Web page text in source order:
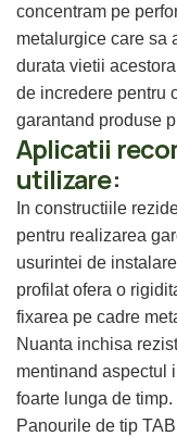
concentram pe
metalurgice care sa
durata vietii
de incredere pentru
garantand produse
Aplicatii
utilizare:
In constructiile
pentru realizarea
usurintei de
profilat ofera o
fixarea pe cadre
Nuanta inchisa
mentinand aspectul
foarte lunga de timp.
Panourile de tip